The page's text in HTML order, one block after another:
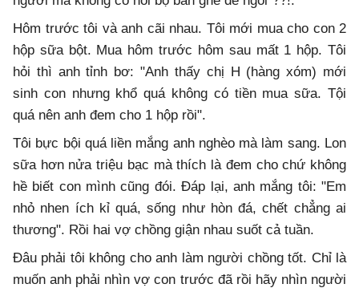
Hôm trước tôi và anh cãi nhau. Tôi mới mua cho con 2
hộp sữa bột. Mua hôm trước hôm sau mất 1 hộp. Tôi
hỏi thì anh tỉnh bơ: "Anh thấy chị H (hàng xóm) mới
sinh con nhưng khổ quá không có tiền mua sữa. Tội
quá nên anh đem cho 1 hộp rồi".
Tôi bực bội quá liền mắng anh nghèo mà làm sang. Lon
sữa hơn nửa triệu bạc mà thích là đem cho chứ không
hề biết con mình cũng đói. Đáp lại, anh mắng tôi: "Em
nhỏ nhen ích kỉ quá, sống như hòn đá, chết chẳng ai
thương". Rồi hai vợ chồng giận nhau suốt cả tuần.
Đâu phải tôi không cho anh làm người chồng tốt. Chỉ là
muốn anh phải nhìn vợ con trước đã rồi hãy nhìn người